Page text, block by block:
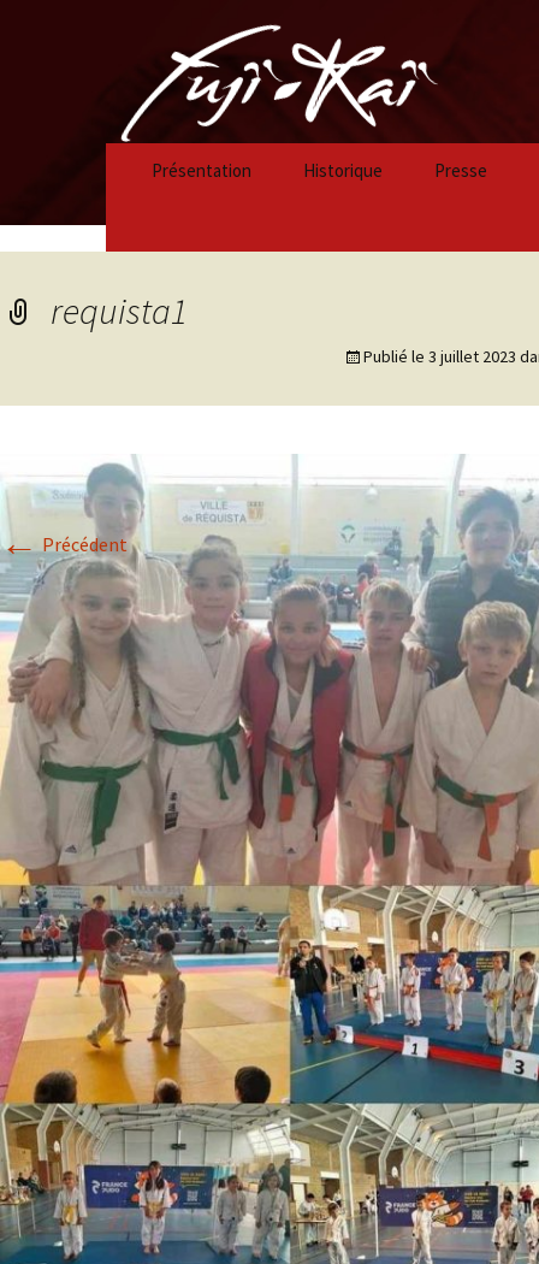
Présentation Historique
Historique 2018/2019
Historique 2017-2018
Historique 2016-2017
Historique 2015-2016
Presse
requista1
Publié le 3 juillet 2023
← Précédent